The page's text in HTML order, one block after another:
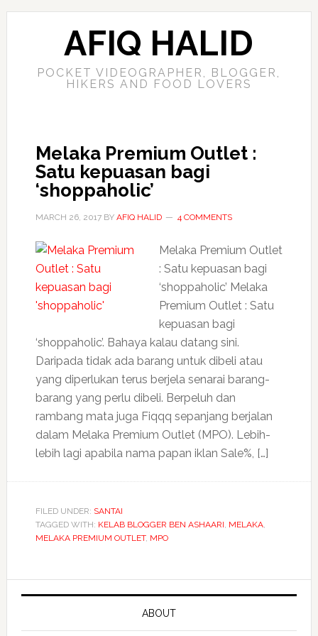
AFIQ HALID
POCKET VIDEOGRAPHER, BLOGGER,
HIKERS AND FOOD LOVERS
Melaka Premium Outlet :
Satu kepuasan bagi
‘shoppaholic’
MARCH 26, 2017BY AFIQ HALID 4 COMMENTS
Melaka Premium Outlet
: Satu kepuasan bagi
‘shoppaholic’ Melaka
Premium Outlet : Satu
kepuasan bagi
‘shoppaholic’. Bahaya kalau datang sini.
Daripada tidak ada barang untuk dibeli atau
yang diperlukan terus berjela senarai barang-
barang yang perlu dibeli. Berpeluh dan
rambang mata juga Fiqqq sepanjang berjalan
dalam Melaka Premium Outlet (MPO). Lebih-
lebih lagi apabila nama papan iklan Sale%, […]
FILED UNDER: SANTAI
TAGGED WITH: KELAB BLOGGER BEN ASHAARI, MELAKA,
MELAKA PREMIUM OUTLET, MPO
ABOUT